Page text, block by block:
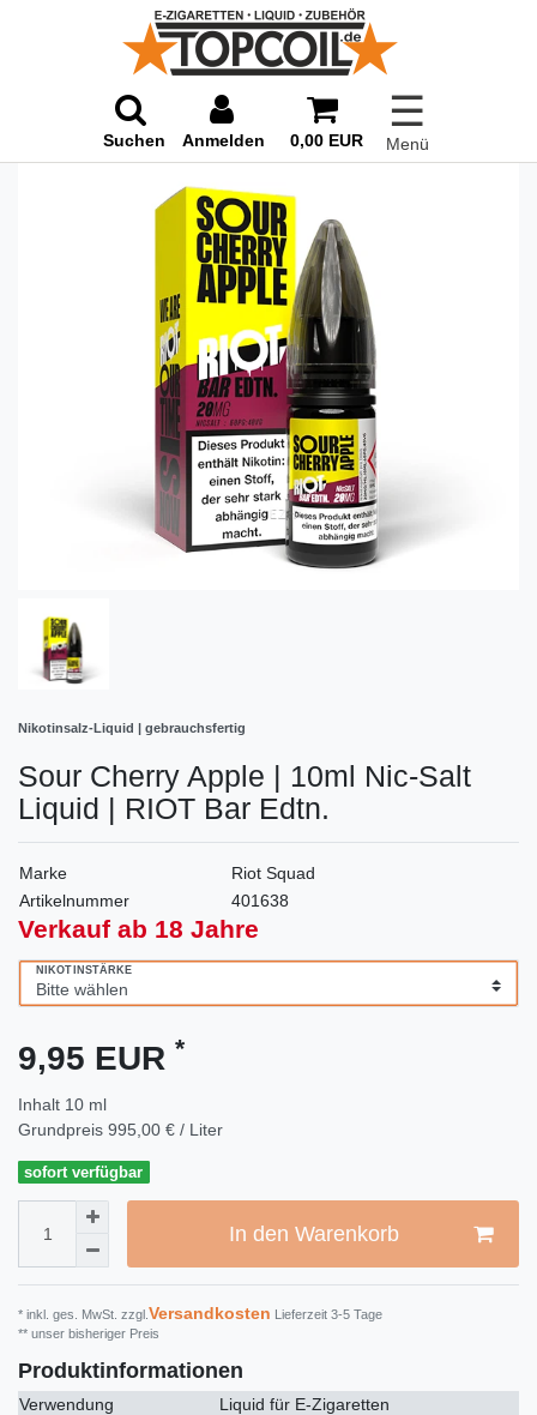
Suchen Anmelden 0,00 EUR
☰
Menü
Nikotinsalz-Liquid | gebrauchsfertig
Sour Cherry Apple | 10ml Nic-Salt
Liquid | RIOT Bar Edtn.
Marke
Riot Squad
Artikelnummer
401638
Verkauf ab 18 Jahre
NIKOTINSTÄRKE
9,95 EUR *
Inhalt 10 ml
Grundpreis 995,00 € / Liter
sofort verfügbar
In den Warenkorb
* inkl. ges. MwSt. zzgl. Versandkosten Lieferzeit 3-5 Tage
** unser bisheriger Preis
Produktinformationen
Verwendung
Liquid für E-Zigaretten